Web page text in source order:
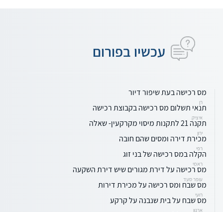
עכשיו בפורום
מס רכישה בעת שיפור דיור
רן
תנאי תשלום מס רכישה בקבוצת רכישה
איציק
תקנה 21 לתקנות מיסוי מקרקעין- שאלה
ירון
מכירת דירה ומסים שהם חובה
רפי
הקלה במס רכישה של בני זוג
ראמי
מס רכישה על דירת מגורים שיש דירת השקעה
עופר סעד
מס שבח ומס רכישה על מכירת דירות
רועי
מס שבח על בית שנבנה על קרקע
ארנון